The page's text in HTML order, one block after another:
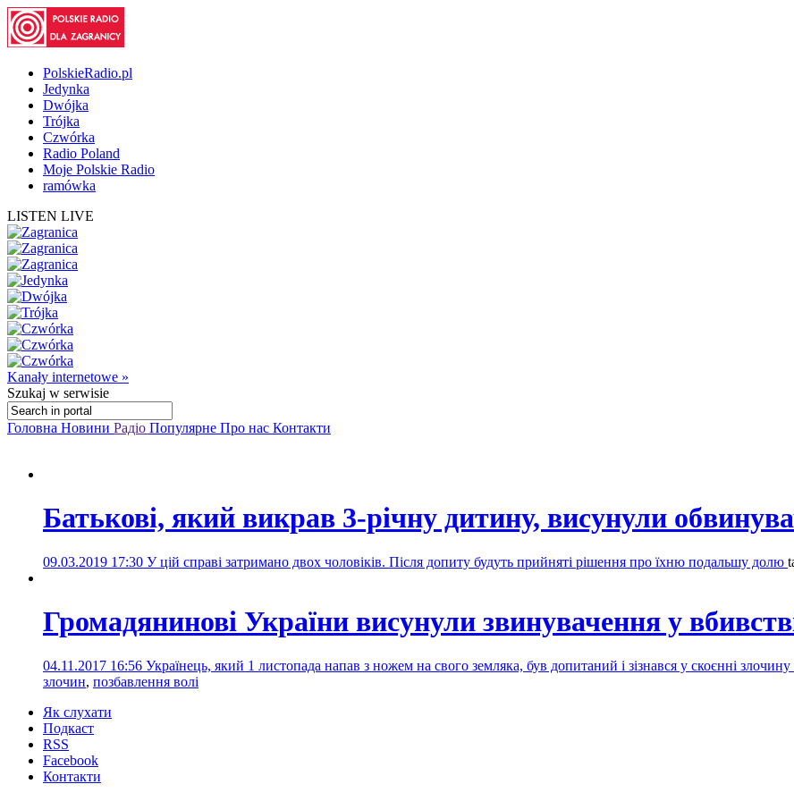
PolskieRadio.pl
Jedynka
Dwójka
Trójka
Czwórka
Radio Poland
Moje Polskie Radio
ramówka
LISTEN LIVE
Kanały internetowe »
Szukaj w serwisie
Головна Новини Радіо Популярне Про нас Контакти
Батькові, який викрав 3-річну дитину, висунули
09.03.2019 17:30 У цій справі затримано двох чоловіків. Після допиту будуть прийняті рішення про їхню подальшу долю
Громадянинові України висунули звинувачення у
04.11.2017 16:56 Українець, який 1 листопада напав з ножем на свого земляка, був допитаний і зізнався у скоєнні злочину
злочин, позбавлення волі
Як слухати
Подкаст
RSS
Facebook
Контакти